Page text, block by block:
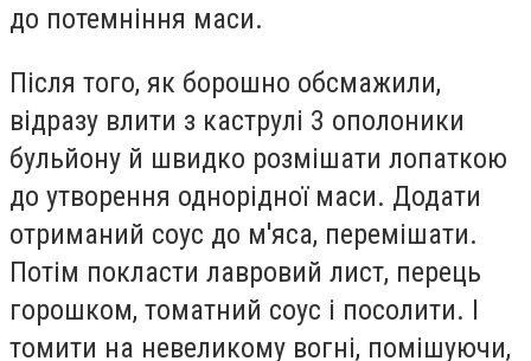
до потемніння маси.
Після того, як борошно обсмажили,
відразу влити з каструлі 3 ополоники
бульйону й швидко розмішати лопаткою
до утворення однорідної маси. Додати
отриманий соус до м'яса, перемішати.
Потім покласти лавровий лист, перець
горошком, томатний соус і посолити. І
томити на невеликому вогні, помішуючи,